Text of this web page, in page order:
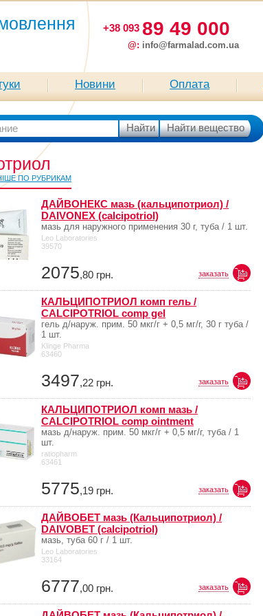
+38 093 89 49 000
@: info@farmalad.com.ua
Новини Оплата
ПО РУБРИКАМ
ДАЙВОНЕКС мазь (кальципотриол) /
DAIVONEX (calcipotriol)
мазь для наружного применения 30 г, туба / 1 шт.
Leo Laboratories
39570
2075,80 грн. заказать
КАЛЬЦИПОТРИОЛ комп гель /
CALCIPOTRIOL comp gel
гель д/наруж. прим. 50 мкг/г + 0,5 мг/г, 30 г туба /
1 шт.
Klinge Pharma
63460
3497,22 грн. заказать
КАЛЬЦИПОТРИОЛ комп мазь /
CALCIPOTRIOL comp ointment
мазь д/наруж. прим. 50 мкг/г + 0,5 мг/г, туба / 1
шт.
ratiopharm
63461
5775,19 грн. заказать
ДАЙВОБЕТ мазь (Кальципотриол) /
DAIVOBET (calcipotriol)
мазь, туба 60 г / 1 шт.
Leo Laboratories
33164
6777,00 грн. заказать